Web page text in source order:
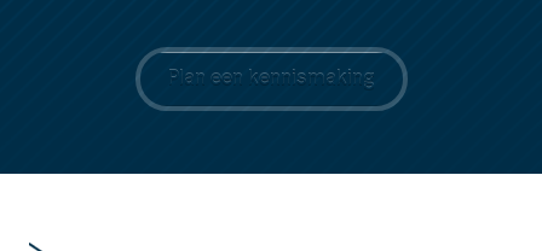
Plan een kennismaking